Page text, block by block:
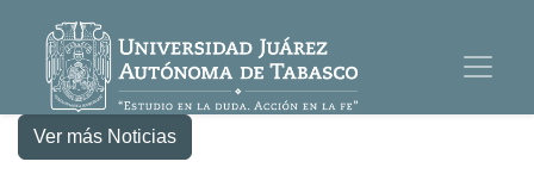
Ver más Noticias